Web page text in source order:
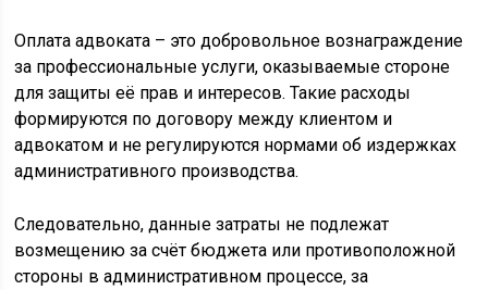
Оплата адвоката – это добровольное вознаграждение
за профессиональные услуги, оказываемые стороне
для защиты её прав и интересов. Такие расходы
формируются по договору между клиентом и
адвокатом и не регулируются нормами об издержках
административного производства.
Следовательно, данные затраты не подлежат
возмещению за счёт бюджета или противоположной
стороны в административном процессе, за